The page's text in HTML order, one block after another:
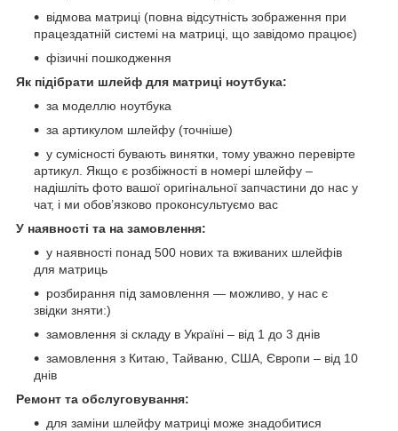
відмова матриці (повна відсутність зображення при
працездатній системі на матриці, що завідомо працює)
фізичні пошкодження
Як підібрати шлейф для матриці ноутбука:
за моделлю ноутбука
за артикулом шлейфу (точніше)
у сумісності бувають винятки, тому уважно перевірте
артикул. Якщо є розбіжності в номері шлейфу –
надішліть фото вашої оригінальної запчастини до нас у
чат, і ми обов’язково проконсультуємо вас
У наявності та на замовлення:
у наявності понад 500 нових та вживаних шлейфів
для матриць
розбирання під замовлення — можливо, у нас є
звідки зняти:)
замовлення зі складу в Україні – від 1 до 3 днів
замовлення з Китаю, Тайваню, США, Європи – від 10
днів
Ремонт та обслуговування:
для заміни шлейфу матриці може знадобитися